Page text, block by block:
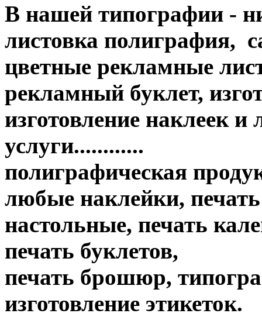
В нашей типографии -
листовка полиграфия,
цветные рекламные
рекламный буклет,
изготовление наклеек
услуги............
полиграфическая
любые наклейки,
настольные, печать
печать буклетов,
печать брошюр,
изготовление этикеток.